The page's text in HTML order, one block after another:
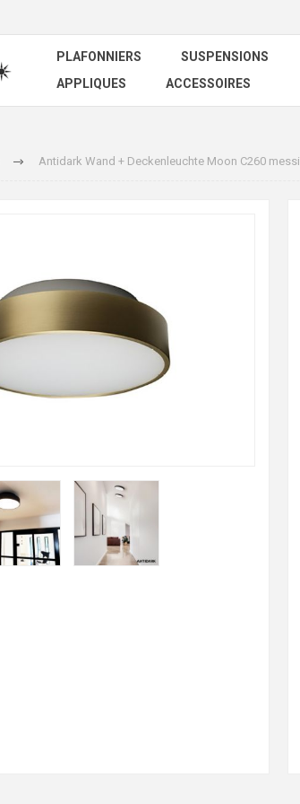
PLAFONNIERS SUSPENSIONS
APPLIQUES
ACCESSOIRES
Antidark Wand + Deckenleuchte Moon C260